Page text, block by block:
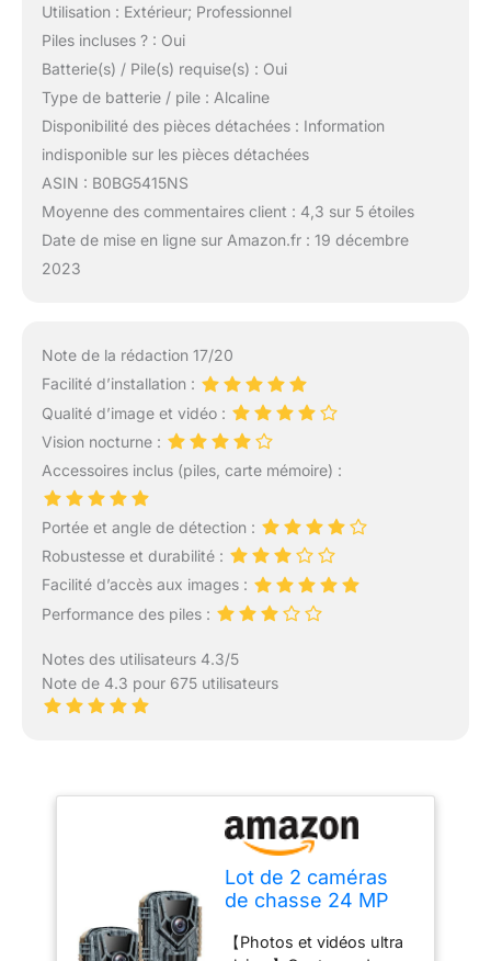
Utilisation : Extérieur; Professionnel
Piles incluses ? : Oui
Batterie(s) / Pile(s) requise(s) : Oui
Type de batterie / pile : Alcaline
Disponibilité des pièces détachées : Information
indisponible sur les pièces détachées
ASIN : B0BG5415NS
Moyenne des commentaires client : 4,3 sur 5 étoiles
Date de mise en ligne sur Amazon.fr : 19 décembre
2023
Note de la rédaction 17/20
Facilité d’installation :
Qualité d’image et vidéo :
Vision nocturne :
Accessoires inclus (piles, carte mémoire) :
Portée et angle de détection :
Robustesse et durabilité :
Facilité d’accès aux images :
Performance des piles :
Notes des utilisateurs 4.3/5
Note de 4.3 pour 675 utilisateurs
Lot de 2 caméras
de chasse 24 MP
détecteur de
【Photos et vidéos ultra